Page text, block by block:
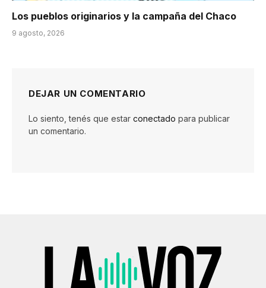
Los pueblos originarios y la campaña del Chaco
9 agosto, 2026
DEJAR UN COMENTARIO
Lo siento, tenés que estar conectado para publicar
un comentario.